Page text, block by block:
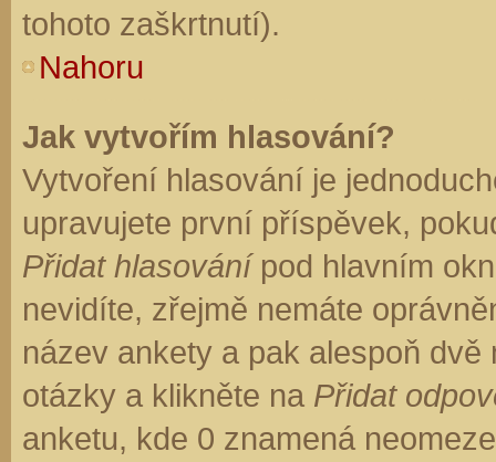
tohoto zaškrtnutí).
Nahoru
Jak vytvořím hlasování?
Vytvoření hlasování je
upravujete první příspěvek,
Přidat hlasovánípod hlavním
nevidíte, zřejmě nemáte
název ankety a pak alespoň
otázky a klikněte na Přidat
anketu, kde 0 znamená